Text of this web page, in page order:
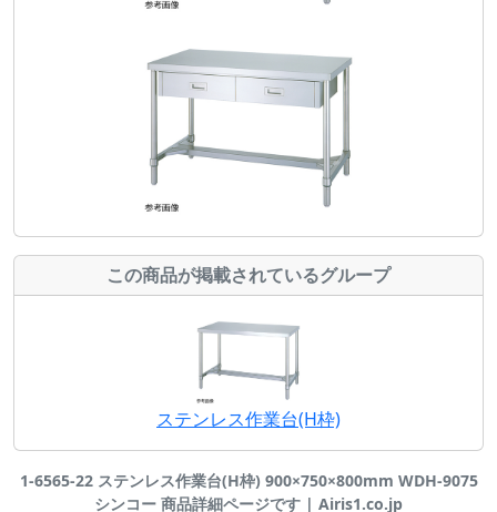
この商品が掲載されているグループ
ステンレス作業台(H枠)
1-6565-22 ステンレス作業台(H枠) 900×750×800mm WDH-9075
シンコー 商品詳細ページです | Airis1.co.jp